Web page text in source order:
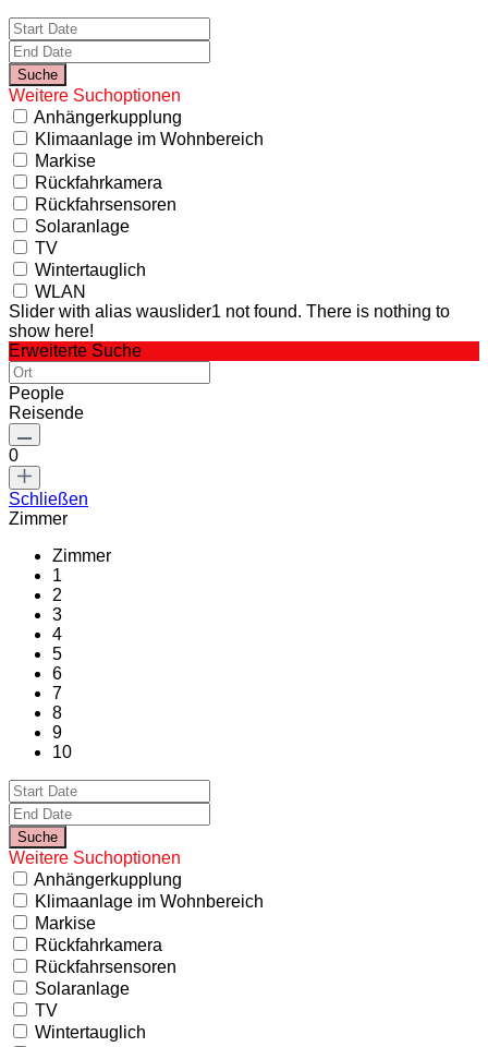
Weitere Suchoptionen
Anhängerkupplung
Klimaanlage im Wohnbereich
Markise
Rückfahrkamera
Rückfahrsensoren
Solaranlage
TV
Wintertauglich
WLAN
Slider with alias wauslider1 not found. There is nothing to
show here!
Erweiterte Suche
People
Reisende
0
Schließen
Zimmer
Zimmer
1
2
3
4
5
6
7
8
9
10
Weitere Suchoptionen
Anhängerkupplung
Klimaanlage im Wohnbereich
Markise
Rückfahrkamera
Rückfahrsensoren
Solaranlage
TV
Wintertauglich